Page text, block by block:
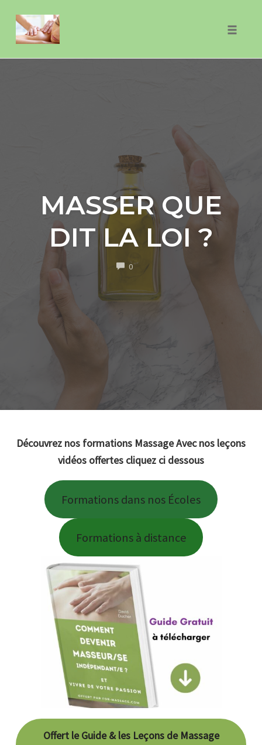
content
MASSER QUE
DIT LA LOI ?
0COMMENTS
Découvrez nos formations Massage Avec nos leçons
vidéos offertes cliquez ci dessous
Formations dans nos Écoles
Formations à distance
Offert le Guide & les Leçons de Massage